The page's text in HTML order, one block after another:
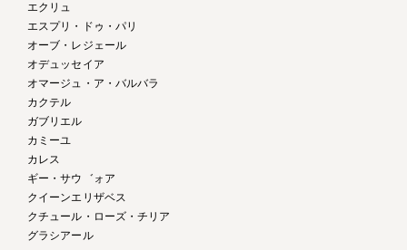
エクリュ
エスプリ・ドゥ・パリ
オーブ・レジェール
オデュッセイア
オマージュ・ア・バルバラ
カクテル
ガブリエル
カミーユ
カレス
ギー・サウ゛ォア
クイーンエリザベス
クチュール・ローズ・チリア
グラシアール